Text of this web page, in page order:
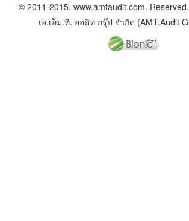
© 2011-2015. www.amtaudit.com.
เอ.เอ็ม.ที. ออดิท กรุ๊ป จำกัด (AMT.Audit